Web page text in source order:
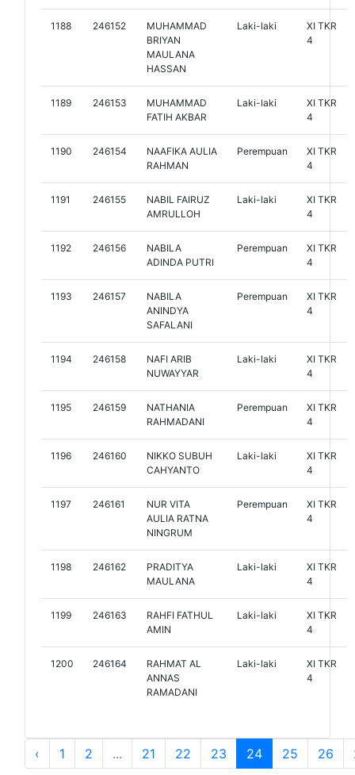
1188 246152
MUHAMMAD
BRIYAN
MAULANA
HASSAN
Laki-laki
XI TKR
4
1189 246153
MUHAMMAD
FATIH AKBAR
Laki-laki
XI TKR
4
1190 246154
NAAFIKA AULIA
RAHMAN
Perempuan
XI TKR
4
1191 246155
NABIL FAIRUZ
AMRULLOH
Laki-laki
XI TKR
4
1192 246156
NABILA
ADINDA PUTRI
Perempuan
XI TKR
4
1193 246157
NABILA
ANINDYA
SAFALANI
Perempuan
XI TKR
4
1194 246158
NAFI ARIB
NUWAYYAR
Laki-laki
XI TKR
4
1195 246159
NATHANIA
RAHMADANI
Perempuan
XI TKR
4
1196 246160
NIKKO SUBUH
CAHYANTO
Laki-laki
XI TKR
4
1197 246161
NUR VITA
AULIA RATNA
NINGRUM
Perempuan
XI TKR
4
1198 246162
PRADITYA
MAULANA
Laki-laki
XI TKR
4
1199 246163
RAHFI FATHUL
AMIN
Laki-laki
XI TKR
4
1200 246164
RAHMAT AL
ANNAS
RAMADANI
Laki-laki
XI TKR
4
‹ 1 2 ... 21 22 23 24 25 26